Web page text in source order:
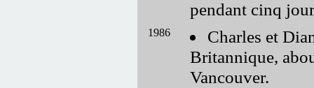
pendant cinq
1986
Charles et
Britannique,
Vancouver.